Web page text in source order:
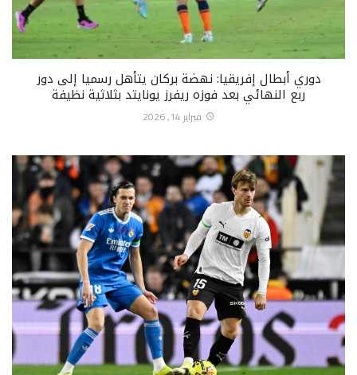
دوري أبطال إفريقيا: نهضة بركان يتأهل رسميا إلى دور
ربع النهائي بعد فوزه ريفرز يونايتد بثلاثية نظيفة
فبراير 14, 2026